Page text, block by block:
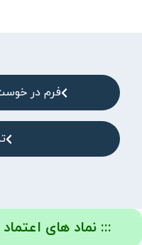
فرم در
::: نماد های